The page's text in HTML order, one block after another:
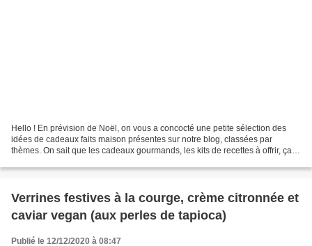
Hello ! En prévision de Noël, on vous a concocté une petite sélection des
idées de cadeaux faits maison présentes sur notre blog, classées par
thèmes. On sait que les cadeaux gourmands, les kits de recettes à offrir, ça
Verrines festives à la courge, crème citronnée et
caviar vegan (aux perles de tapioca)
Publié le 12/12/2020 à 08:47